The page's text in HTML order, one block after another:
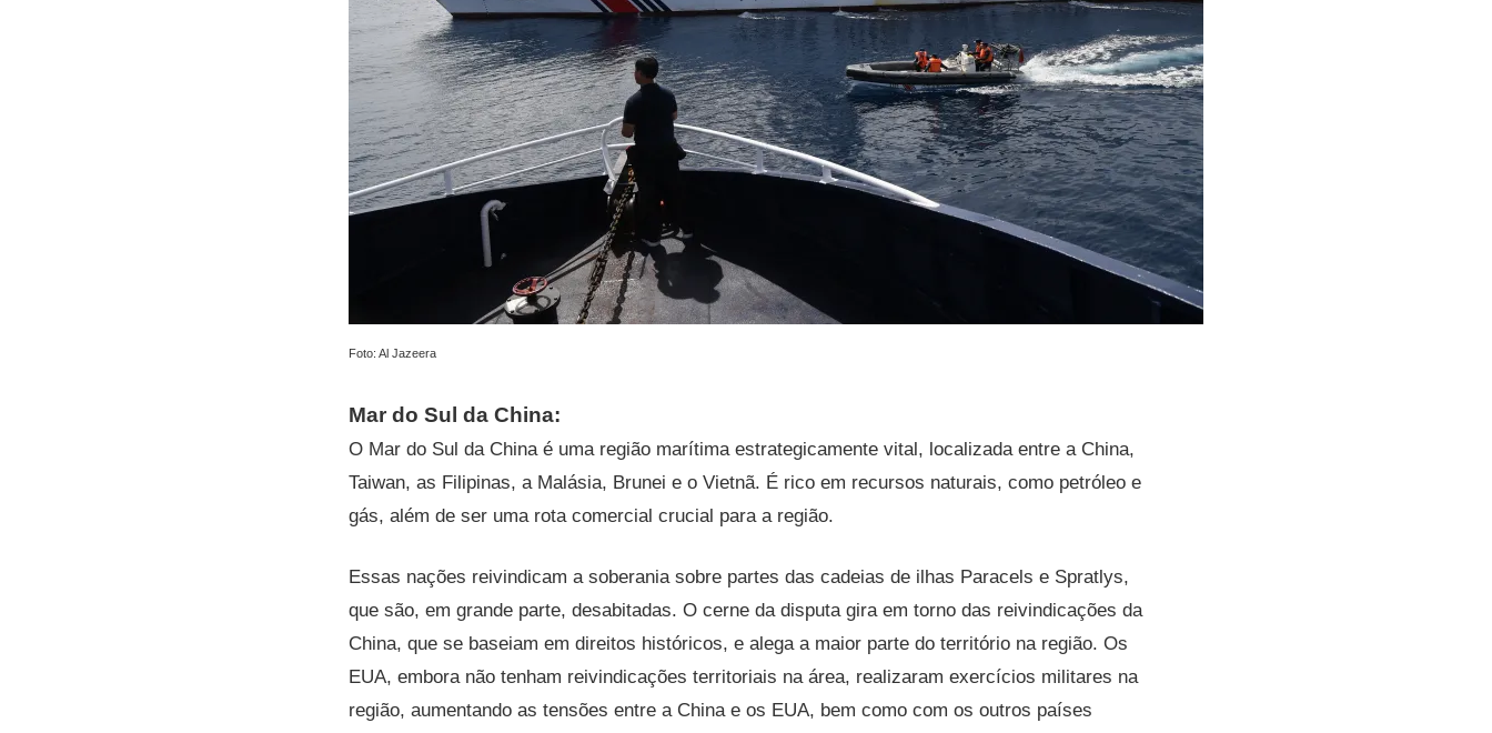
Foto: Al Jazeera
Mar do Sul da China:
O Mar do Sul da China é uma região marítima estrategicamente vital, localizada entre a China,
Taiwan, as Filipinas, a Malásia, Brunei e o Vietnã. É rico em recursos naturais, como petróleo e
gás, além de ser uma rota comercial crucial para a região.
Essas nações reivindicam a soberania sobre partes das cadeias de ilhas Paracels e Spratlys,
que são, em grande parte, desabitadas. O cerne da disputa gira em torno das reivindicações da
China, que se baseiam em direitos históricos, e alega a maior parte do território na região. Os
EUA, embora não tenham reivindicações territoriais na área, realizaram exercícios militares na
região, aumentando as tensões entre a China e os EUA, bem como com os outros países